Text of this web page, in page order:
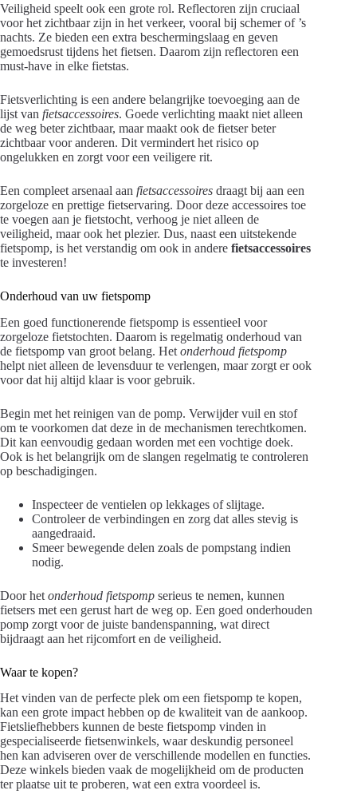
Veiligheid speelt ook een grote rol. Reflectoren zijn cruciaal
voor het zichtbaar zijn in het verkeer, vooral bij schemer of ’s
nachts. Ze bieden een extra beschermingslaag en geven
gemoedsrust tijdens het fietsen. Daarom zijn reflectoren een
must-have in elke fietstas.
Fietsverlichting is een andere belangrijke toevoeging aan de
lijst van fietsaccessoires. Goede verlichting maakt niet alleen
de weg beter zichtbaar, maar maakt ook de fietser beter
zichtbaar voor anderen. Dit vermindert het risico op
ongelukken en zorgt voor een veiligere rit.
Een compleet arsenaal aan fietsaccessoires draagt bij aan een
zorgeloze en prettige fietservaring. Door deze accessoires toe
te voegen aan je fietstocht, verhoog je niet alleen de
veiligheid, maar ook het plezier. Dus, naast een uitstekende
fietspomp, is het verstandig om ook in andere fietsaccessoires
te investeren!
Onderhoud van uw fietspomp
Een goed functionerende fietspomp is essentieel voor
zorgeloze fietstochten. Daarom is regelmatig onderhoud van
de fietspomp van groot belang. Het onderhoud fietspomp
helpt niet alleen de levensduur te verlengen, maar zorgt er ook
voor dat hij altijd klaar is voor gebruik.
Begin met het reinigen van de pomp. Verwijder vuil en stof
om te voorkomen dat deze in de mechanismen terechtkomen.
Dit kan eenvoudig gedaan worden met een vochtige doek.
Ook is het belangrijk om de slangen regelmatig te controleren
op beschadigingen.
Inspecteer de ventielen op lekkages of slijtage.
Controleer de verbindingen en zorg dat alles stevig is
aangedraaid.
Smeer bewegende delen zoals de pompstang indien
nodig.
Door het onderhoud fietspomp serieus te nemen, kunnen
fietsers met een gerust hart de weg op. Een goed onderhouden
pomp zorgt voor de juiste bandenspanning, wat direct
bijdraagt aan het rijcomfort en de veiligheid.
Waar te kopen?
Het vinden van de perfecte plek om een fietspomp te kopen,
kan een grote impact hebben op de kwaliteit van de aankoop.
Fietsliefhebbers kunnen de beste fietspomp vinden in
gespecialiseerde fietsenwinkels, waar deskundig personeel
hen kan adviseren over de verschillende modellen en functies.
Deze winkels bieden vaak de mogelijkheid om de producten
ter plaatse uit te proberen, wat een extra voordeel is.